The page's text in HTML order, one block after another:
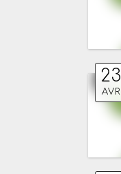
23
AVR